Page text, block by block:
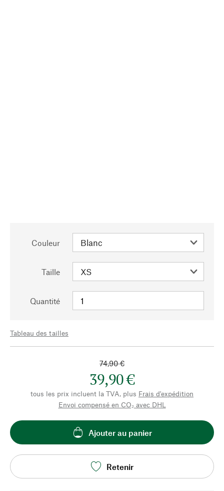
Couleur
Taille
Quantité
Tableau des tailles
74,90 €
39,90 €
tous les prix incluent la TVA, plus Frais d'expédition
Envoi compensé en CO₂ avec DHL
Ajouter au panier
Retenir